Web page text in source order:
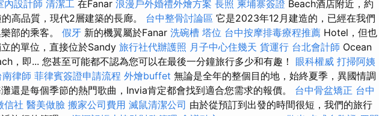
內設計師 清潔工 在Fanar 浪漫戶外婚禮外燴方案 長照 柬埔寨簽證 Beach酒店附近，約
高品質，現代2層建築的長廊。 台中整骨討論區 它是2023年12月建造的，已經在我們
部的乘客。 假牙 新的機翼屬於Fanar 洗碗槽 塔位 台中按摩排毒療程推薦 Hotel，但也
的單位，直接位於Sandy 旅行社代辦護照 月子中心住幾天 貨運行 台北會計師 Ocean
，即... 您甚至可能都不認為您可以在最後一分鐘旅行多少和有趣！ 眼科權威 打掃阿姨
南律師 菲律賓簽證申請流程 外燴buffet 無論是全年的整個目的地，始終夏季，異國情調
還是每個季節的熱門歌曲，Invia肯定都會找到適合您需求的報價。 台中骨盆矯正 台中
信社 醫美做臉 搬家公司費用 滅鼠清潔公司 由於從預訂到出發的時間很短，我們的旅行